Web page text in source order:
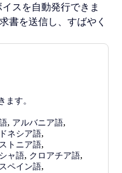
スを自動発行できま
書を送信し、すばやく
す。
, アルバニア語,
ネシア語,
トニア語,
ャ語, クロアチア語,
スペイン語,